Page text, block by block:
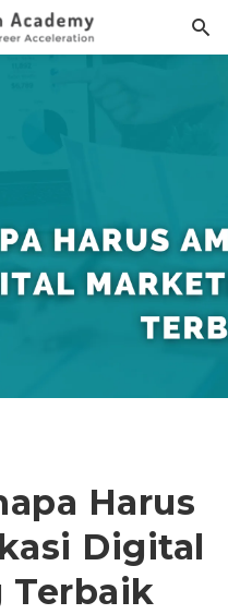
Harus
Digital
Terbaik